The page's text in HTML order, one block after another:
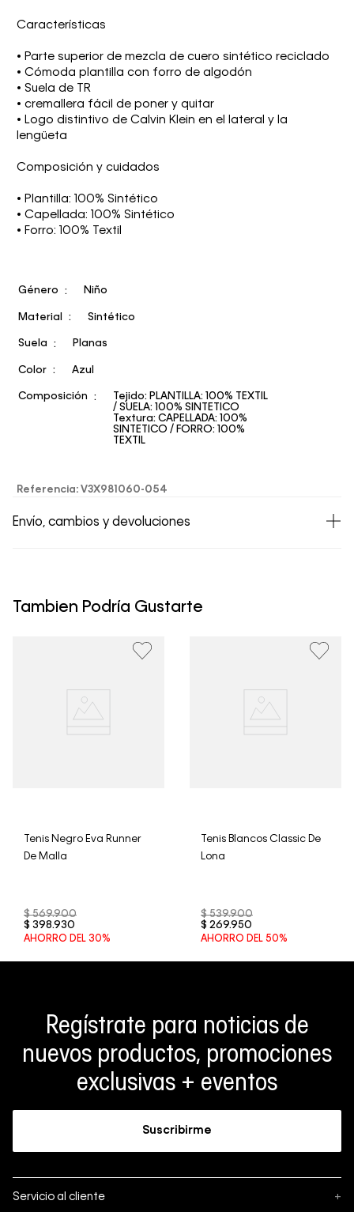
Características
• Parte superior de mezcla de cuero sintético reciclado
• Cómoda plantilla con forro de algodón
• Suela de TR
• cremallera fácil de poner y quitar
• Logo distintivo de Calvin Klein en el lateral y la
lengüeta
Composición y cuidados
• Plantilla: 100% Sintético
• Capellada: 100% Sintético
• Forro: 100% Textil
Género Niño
Material Sintético
Suela Planas
Color Azul
Composición
Tejido: PLANTILLA: 100% TEXTIL
/ SUELA: 100% SINTETICO
Textura: CAPELLADA: 100%
SINTETICO / FORRO: 100%
TEXTIL
Referencia: V3X981060-054
Envío, cambios y devoluciones
un período de 30 días calendario tras la recepción.
clientes, no aceptamos devoluciones en ropa interior y
Tambien Podría Gustarte
Tenis Negro Eva Runner
De Malla
$ 569.900
$ 398.930
AHORRO DEL 30%
Tenis Blancos Classic De
Lona
$ 539.900
$ 269.950
AHORRO DEL 50%
Regístrate para noticias de
nuevos productos, promociones
exclusivas + eventos
Suscribirme
Servicio al cliente +